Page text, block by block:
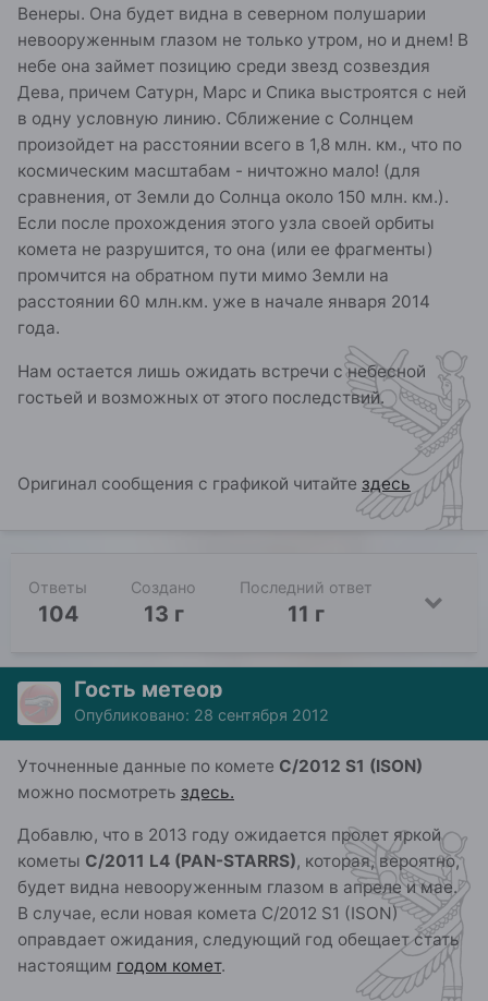
Венеры. Она будет видна в северном полушарии
невооруженным глазом не только утром, но и днем! В
небе она займет позицию среди звезд созвездия
Дева, причем Сатурн, Марс и Спика выстроятся с ней
в одну условную линию. Сближение с Солнцем
произойдет на расстоянии всего в 1,8 млн. км., что по
космическим масштабам - ничтожно мало! (для
сравнения, от Земли до Солнца около 150 млн. км.).
Если после прохождения этого узла своей орбиты
комета не разрушится, то она (или ее фрагменты)
промчится на обратном пути мимо Земли на
расстоянии 60 млн.км. уже в начале января 2014
года.
Нам остается лишь ожидать встречи с небесной
гостьей и возможных от этого последствий.
Оригинал сообщения с графикой читайте здесь
Ответы
104
Создано
13 г
Последний ответ
11 г
Гость метеор
Опубликовано: 28 сентября 2012
Уточненные данные по комете C/2012 S1 (ISON)
можно посмотреть здесь.
Добавлю, что в 2013 году ожидается пролет яркой
кометы C/2011 L4 (PAN-STARRS), которая, вероятно,
будет видна невооруженным глазом в апреле и мае.
В случае, если новая комета C/2012 S1 (ISON)
оправдает ожидания, следующий год обещает стать
настоящим годом комет.